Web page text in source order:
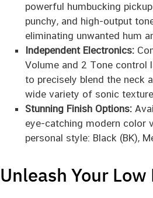
powerful humbucking
punchy, and high-output
eliminating unwanted hum
Independent Electronics:
Volume and 2 Tone control
to precisely blend the neck
wide variety of sonic
Stunning Finish Options:
eye-catching modern color
personal style: Black (BK),
Unleash Your